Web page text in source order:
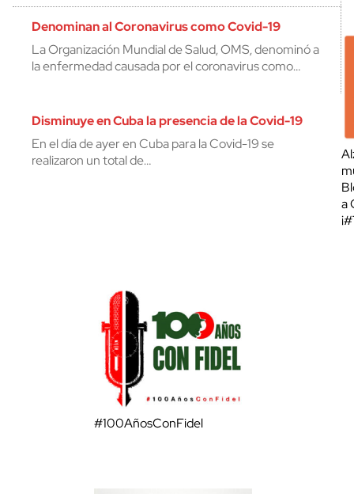
Denominan al Coronavirus como Covid-19
La Organización Mundial de Salud, OMS, denominó a
la enfermedad causada por el coronavirus como…
Disminuye en Cuba la presencia de la Covid-19
En el día de ayer en Cuba para la Covid-19 se
realizaron un total de…
a
#100AñosConFidel